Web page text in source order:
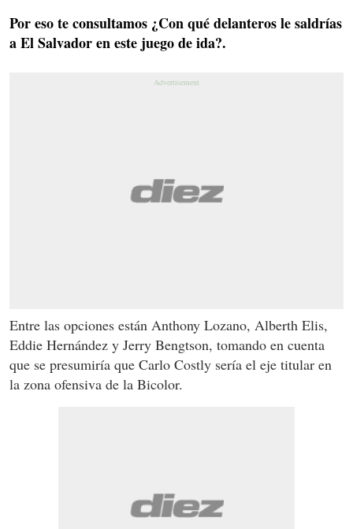
Por eso te consultamos ¿Con qué delanteros le saldrías
a El Salvador en este juego de ida?.
Entre las opciones están Anthony Lozano, Alberth Elis,
Eddie Hernández y Jerry Bengtson, tomando en cuenta
que se presumiría que Carlo Costly sería el eje titular en
la zona ofensiva de la Bicolor.